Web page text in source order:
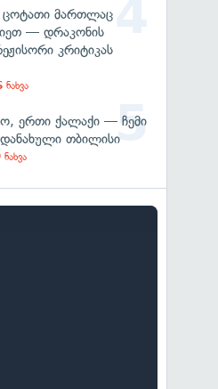
ცოტათი მართლაც
— დრაკონის
კრიტიკას
ნახვა
ერთი ქალაქი — ჩემი
თბილისი
ნახვა